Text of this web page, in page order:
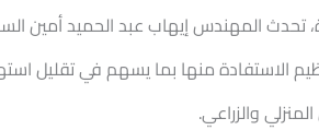
تحدث المهندس إيهاب عبد الحميد أمين
الاستفادة منها بما يسهم في تقليل
والزراعي.